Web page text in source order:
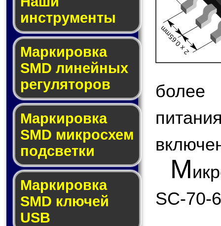
инструменты
Маркировка
SMD ли­ней­ных
ре­гу­ля­то­ров
Маркировка
SMD мик­ро­схем
под­свет­ки
Маркировка
SMD клю­чей
USB
2 x 0.65mm
М
SC-70-